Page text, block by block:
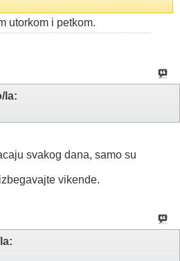
utorkom i petkom.
la:
svakog dana, samo su
vikende.